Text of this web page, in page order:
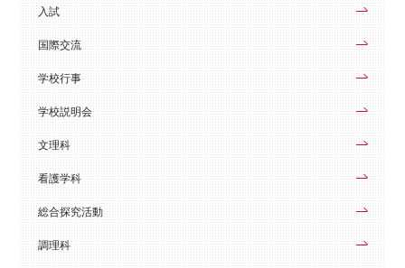
入試
国際交流
学校行事
学校説明会
文理科
看護学科
総合探究活動
調理科